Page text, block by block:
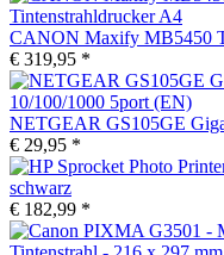
CANON Maxify MB5450
€ 319,95 *
NETGEAR GS105GE
€ 29,95 *
schwarz
€ 182,99 *